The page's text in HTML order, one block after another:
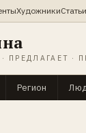
ХудожникиСтатьи
ПРЕДЛАГАЕТ ·
Регион